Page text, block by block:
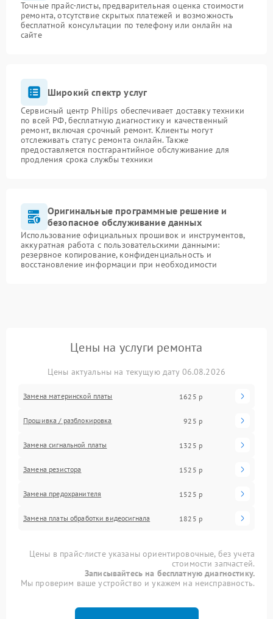
Точные прайс-листы, предварительная оценка стоимости
ремонта, отсутствие скрытых платежей и возможность
бесплатной консультации по телефону или онлайн на
сайте
Широкий спектр услуг
Сервисный центр Philips обеспечивает доставку техники
по всей РФ, бесплатную диагностику и качественный
ремонт, включая срочный ремонт. Клиенты могут
отслеживать статус ремонта онлайн. Также
предоставляется постгарантийное обслуживание для
продления срока службы техники
Оригинальные программные решение и
безопасное обслуживание данных
Использование официальных прошивок и инструментов,
аккуратная работа с пользовательскими данными:
резервное копирование, конфиденциальность и
восстановление информации при необходимости
Цены на услуги ремонта
Цены актуальны на текущую дату 06.08.2026
Замена материнской платы 1625 р
Прошивка / разблокировка 925 р
Замена сигнальной платы 1325 р
Замена резистора 1525 р
Замена предохранителя 1525 р
Замена платы обработки видеосигнала 1825 р
Цены в прайс-листе указаны ориентировочные, без учета
стоимости запчастей.
Записывайтесь на бесплатную диагностику.
Мы проверим ваше устройство и укажем на неисправность.